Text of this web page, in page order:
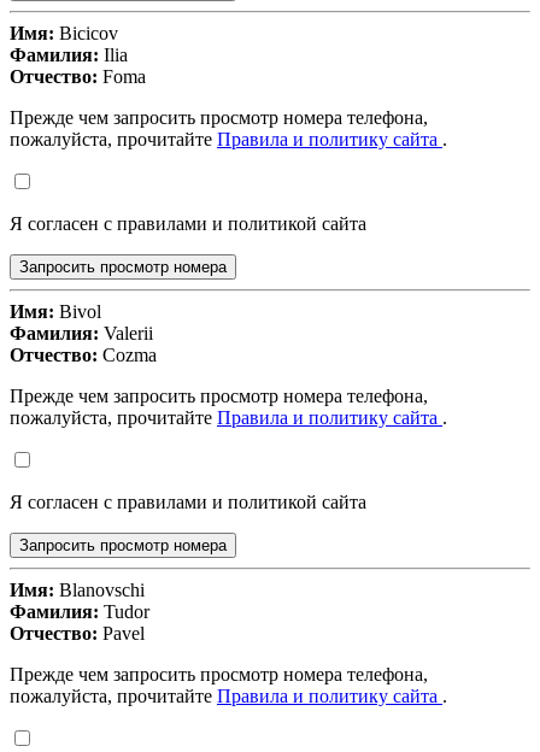
Имя: Bicicov
Фамилия: Ilia
Отчество: Foma
Прежде чем запросить просмотр номера телефона,
пожалуйста, прочитайте Правила и политику сайта .
Я согласен с правилами и политикой сайта
Запросить просмотр номера
Имя: Bivol
Фамилия: Valerii
Отчество: Cozma
Прежде чем запросить просмотр номера телефона,
пожалуйста, прочитайте Правила и политику сайта .
Я согласен с правилами и политикой сайта
Запросить просмотр номера
Имя: Blanovschi
Фамилия: Tudor
Отчество: Pavel
Прежде чем запросить просмотр номера телефона,
пожалуйста, прочитайте Правила и политику сайта .